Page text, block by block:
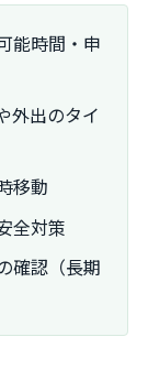
能時間・申
外出のタイ
移動
全対策
確認（長期